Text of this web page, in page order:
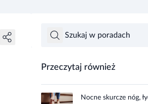
Przeczytaj również
Nocne skurcze nóg,